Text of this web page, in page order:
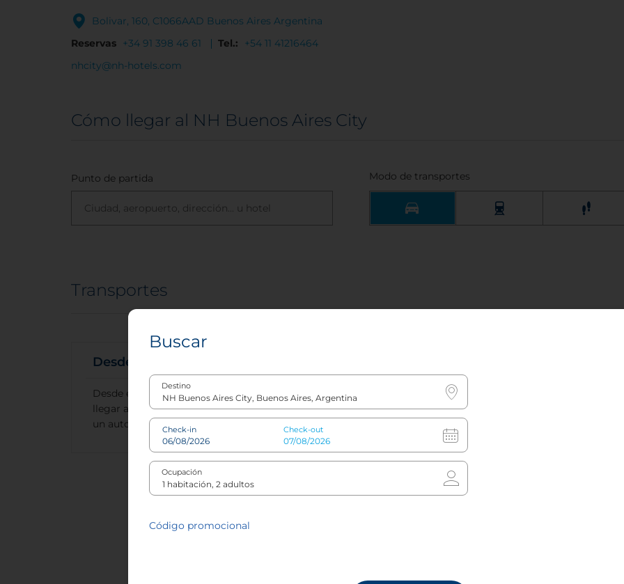
Bolivar, 160, C1066AAD Buenos Aires Argentina
Reservas +34 91 398 46 61 Tel.:
+54 11 41216464
nhcity@nh-hotels.com
Cómo llegar al NH Buenos Aires City
Punto de partida Modo de transportes
Transportes
Desde el aeropuerto
Desde el aeropuerto de Ezeiza se puede
llegar al NH Buenos Aires City en taxi o en
un automóvil de alquiler.
Desde la estación de tren, toma la línea C
del metro hasta la estación Av. de Mayo.
Cambia a la línea A y desciende en la
estación Perú. Verás el NH Buenos Aires
City a la izquierda.
Buscar
Destino
Check-in Check-out
Ocupación
Código promocional